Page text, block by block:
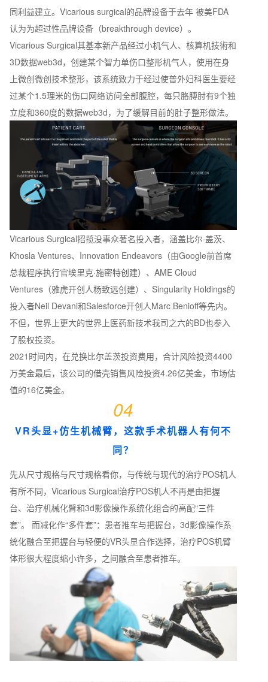
同利益建立。Vicarious surgical的品牌设备于去年 被美FDA
认为为超过性品牌设备（breakthrough device）。
Vicarious Surgical其基本新产品经过小机气人、核算机技術和
3D数据web3d，创建某个智力单伤口整形机气人，使用在身
上微创微创技术整形，该系统致力于经过使普外妇科医生要经
过某个1.5理米的伤口网络访问全部腹腔，每只胳膊肘有9个独
立度和360度的数据web3d，为了缓解目前的肚子整形做法。
Vicarious Surgical招揽没事众著名投入者，涵盖比尔·盖茨、
Khosla Ventures、Innovation Endeavors（由Google前首席
总裁程序执行官埃里克·施密特创建）、AME Cloud
Ventures（雅虎开创人杨致远创建）、Singularity Holdings的
投入者Neil Devani和Salesforce开创人Marc Benioff等先内。
不但，世界上更大的世界上医药新技术我司之六的BD也参入
了股权投资。
2021时间内，在兑换比尔盖茨投资费用，合计风险投资4400
万美金最后，该公司的借壳销售风险投资4.26亿美金，市场估
值的16亿美金。
04
VR头显+仿生机械臂，这款手术机器人有何不
同？
先从尺寸规格与尺寸规格看你，与传统与现代的治疗POS机人
有所不同，Vicarious Surgical治疗POS机人不再是由把握
台、治疗机械化臂和3d影像操作系统化组合的高配“三件
套”。 而减化作“多件套”：患者推车与把握台，3d影像操作系
统化融合至把握台与轻便的VR头显合作选择，治疗POS机臂
体形很大程度缩小许多，之间融合至患者推车。